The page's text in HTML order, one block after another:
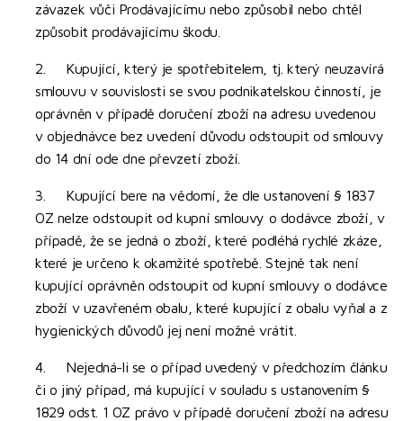
závazek vůči Prodávajícímu nebo způsobil nebo chtěl
způsobit prodávajícímu škodu.
2. Kupující, který je spotřebitelem, tj. který neuzavírá
smlouvu v souvislosti se svou podnikatelskou činností, je
oprávněn v případě doručení zboží na adresu uvedenou
v objednávce bez uvedení důvodu odstoupit od smlouvy
do 14 dní ode dne převzetí zboží.
3. Kupující bere na vědomí, že dle ustanovení § 1837
OZ nelze odstoupit od kupní smlouvy o dodávce zboží, v
případě, že se jedná o zboží, které podléhá rychlé zkáze,
které je určeno k okamžité spotřebě. Stejně tak není
kupující oprávněn odstoupit od kupní smlouvy o dodávce
zboží v uzavřeném obalu, které kupující z obalu vyňal a z
hygienických důvodů jej není možné vrátit.
4. Nejedná-li se o případ uvedený v předchozím článku
či o jiný případ, má kupující v souladu s ustanovením §
1829 odst. 1 OZ právo v případě doručení zboží na adresu